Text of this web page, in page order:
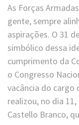
As Forças
gente, sempre
aspirações. O 31
simbólico dessa
cumprimento da
o Congresso
vacância do cargo
realizou, no dia
Castello Branco,